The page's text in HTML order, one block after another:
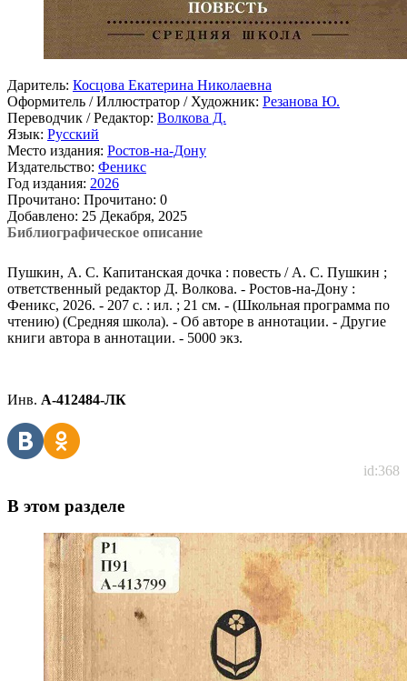
Даритель: Косцова Екатерина Николаевна
Оформитель / Иллюстратор / Художник: Резанова Ю.
Переводчик / Редактор: Волкова Д.
Язык: Русский
Место издания: Ростов-на-Дону
Издательство: Феникс
Год издания: 2026
Прочитано: Прочитано: 0
Добавлено: 25 Декабря, 2025
Библиографическое описание
Пушкин, А. С. Капитанская дочка : повесть / А. С. Пушкин ;
ответственный редактор Д. Волкова. - Ростов-на-Дону :
Феникс, 2026. - 207 с. : ил. ; 21 см. - (Школьная программа по
чтению) (Средняя школа). - Об авторе в аннотации. - Другие
книги автора в аннотации. - 5000 экз.
Инв. А-412484-ЛК
id:368
В этом разделе